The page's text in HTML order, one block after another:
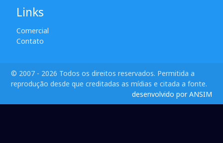
Links
Comercial
Contato
© 2007 - 2026 Todos os direitos reservados. Permitida a
reprodução desde que creditadas as mídias e citada a fonte.
desenvolvido por ANSIM